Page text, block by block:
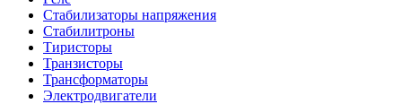
Стабилизаторы напряжения
Стабилитроны
Тиристоры
Транзисторы
Трансформаторы
Электродвигатели